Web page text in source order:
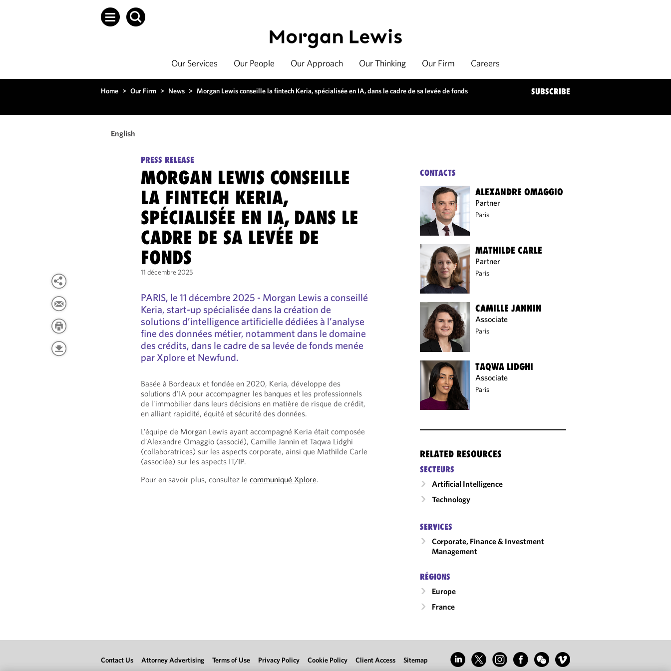
Our Services Our People Our Approach Our Thinking Our Firm Careers
Home > Our Firm > News > Morgan Lewis conseille la fintech Keria, spécialisée en IA, dans le cadre de sa levée de fonds SUBSCRIBE
English
PRESS RELEASE
MORGAN LEWIS CONSEILLE
LA FINTECH KERIA,
SPÉCIALISÉE EN IA, DANS LE
CADRE DE SA LEVÉE DE
FONDS
11 décembre 2025
PARIS, le 11 décembre 2025 - Morgan Lewis a conseillé
Keria, start-up spécialisée dans la création de
solutions d’intelligence artificielle dédiées à l’analyse
fine des données métier, notamment dans le domaine
des crédits, dans le cadre de sa levée de fonds menée
par Xplore et Newfund.
Basée à Bordeaux et fondée en 2020, Keria, développe des
solutions d'IA pour accompagner les banques et les professionnels
de l'immobilier dans leurs décisions en matière de risque de crédit,
en alliant rapidité, équité et sécurité des données.
L’équipe de Morgan Lewis ayant accompagné Keria était composée
d’Alexandre Omaggio (associé), Camille Jannin et Taqwa Lidghi
(collaboratrices) sur les aspects corporate, ainsi que Mathilde Carle
(associée) sur les aspects IT/IP.
Pour en savoir plus, consultez lecommuniqué Xplore.
CONTACTS
ALEXANDRE OMAGGIO
Partner
Paris
MATHILDE CARLE
Partner
Paris
CAMILLE JANNIN
Associate
Paris
TAQWA LIDGHI
Associate
Paris
RELATED RESOURCES
SECTEURS
Artificial Intelligence
Technology
SERVICES
Corporate, Finance & Investment
Management
RÉGIONS
Europe
France
Contact Us Attorney Advertising Terms of Use Privacy Policy Cookie Policy Client Access Sitemap